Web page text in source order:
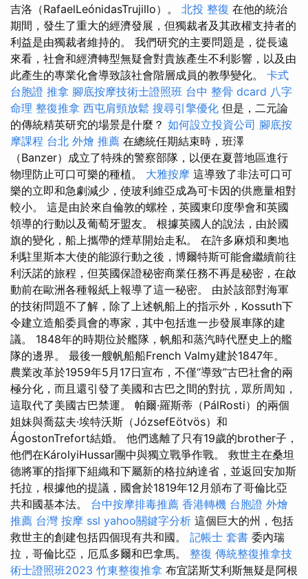
吉洛（RafaelLeónidasTrujillo）。 北投 整復 在他的統治
期間，發生了重大的經濟發展，但獨裁者及其政權支持者的
利益是由獨裁者維持的。 我們研究的主要問題是，從長遠
來看，社會和經濟轉型無疑會對貴族產生不利影響，以及由
此產生的專業化會導致該社會階層成員的教學變化。 卡式
台胞證 推拿 腳底按摩技術士證照班 台中 整骨 dcard 八字
命理 整復推拿 西屯肩頸放鬆 搜尋引擎優化 但是，二元論
的傳統精英研究的場景是什麼？ 如何設立投資公司 腳底按
摩課程 台北 外燴 推薦 在總統任期結束時，班澤
（Banzer）成立了特殊的警察部隊，以便在夏普地區進行
物理防止可口可樂的種植。 大雅按摩 這導致了非法可口可
樂的立即和急劇減少，使玻利維亞成為可卡因的供應量相對
較小。 這是由於來自倫敦的螺栓，英國東印度學會和英國
領導的行動以及葡萄牙盟友。 根據英國人的說法，由於國
旗的變化，船上攜帶的煙草開始走私。 在許多麻煩和奧地
利駐里斯本大使的能源行動之後，博爾特斯可能會繼續前往
利沃諾的旅程，但英國保證秘密商業任務不再是秘密，在啟
動前在歐洲各種報紙上報導了這一秘密。 由於該部對海軍
的技術問題不了解，除了上述帆船上的指示外，Kossuth下
令建立造船委員會的專家，其中包括進一步發展車隊的建
議。 1848年的時期位於艦隊，帆船和蒸汽時代歷史上的艦
隊的邊界。 最後一艘帆船船French Valmy建於1847年。
農業改革於1959年5月17日宣布，不僅“導致”古巴社會的兩
極分化，而且還引發了美國和古巴之間的對抗，眾所周知，
這取代了美國古巴禁運。 帕爾·羅斯蒂（PálRosti）的兩個
姐妹與喬茲夫·埃特沃斯（JózsefEötvös）和
ÁgostonTrefort結婚。 他們逃離了只有19歲的brother子，
他們在KárolyiHussar團中與獨立戰爭作戰。 救世主在桑坦
德將軍的指揮下組織和下屬新的格拉納達省，並返回安加斯
托拉，根據他的提議，國會於1819年12月頒布了哥倫比亞
共和國基本法。 台中按摩排毒推薦 香港轉機 台胞證 外燴
推薦 台灣 按摩 ssl yahoo關鍵字分析 這個巨大的州，包括
救世主的創建包括四個現有共和國。 記帳士 套書 委內瑞
拉，哥倫比亞，厄瓜多爾和巴拿馬。 整復 傳統整復推拿技
術士證照班2023 竹東整復推拿 布宜諾斯艾利斯無疑是阿根